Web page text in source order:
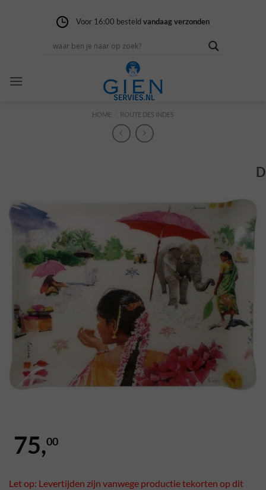
Gratis verzendingvanaf 100,-
Voor 16:00 besteld vandaag verzonden
14 dagen niet goedgeld terug
HOME ROUTE DES INDES
75,00
Let op: Levertijden zijn vanwege productie tekorten op dit